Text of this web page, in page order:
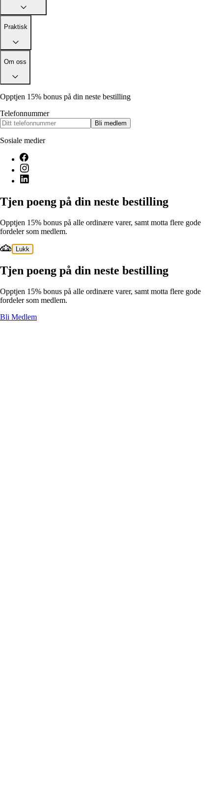
Praktisk
Om oss
Opptjen 15% bonus på din neste bestilling
Telefonnummer
Bli medlem
Sosiale medier
Tjen poeng på din neste bestilling
Opptjen 15% bonus på alle ordinære varer, samt motta flere gode
fordeler som medlem.
Lukk
Tjen poeng på din neste bestilling
Opptjen 15% bonus på alle ordinære varer, samt motta flere gode
fordeler som medlem.
Bli Medlem